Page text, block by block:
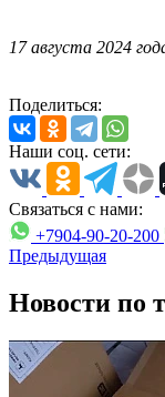
17 августа 2024
Поделиться:
Наши соц. сети:
Связаться с нами:
+7904-90-20-200
Предыдущая
Новости по